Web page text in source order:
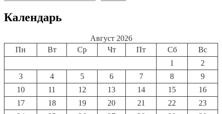
Календарь
Август 2026
Пн
Вт Ср Чт Пт Сб
Вс
1
2
3
4 5 6 7 8
9
10
11 12 13 14 15
16
17
18 19 20 21 22
23